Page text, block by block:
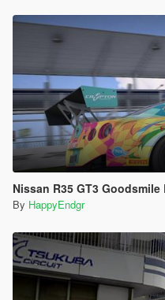
Nissan R35 GT3 Goodsmile
By HappyEndgr